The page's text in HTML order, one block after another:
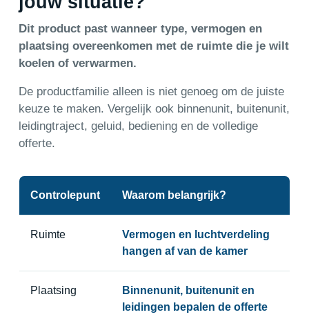
Dit product past wanneer type, vermogen en
plaatsing overeenkomen met de ruimte die je wilt
koelen of verwarmen.
De productfamilie alleen is niet genoeg om de juiste
keuze te maken. Vergelijk ook binnenunit, buitenunit,
leidingtraject, geluid, bediening en de volledige
offerte.
Controlepunt Waarom belangrijk?
Ruimte
Vermogen en luchtverdeling
hangen af van de kamer
Plaatsing
Binnenunit, buitenunit en
leidingen bepalen de offerte